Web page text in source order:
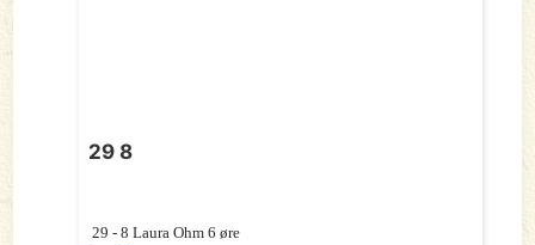
29 8
29 - 8 Laura Ohm 6 øre